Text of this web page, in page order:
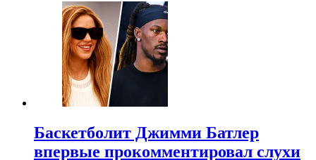
Баскетболит Джимми Батлер
впервые прокомментировал слухи